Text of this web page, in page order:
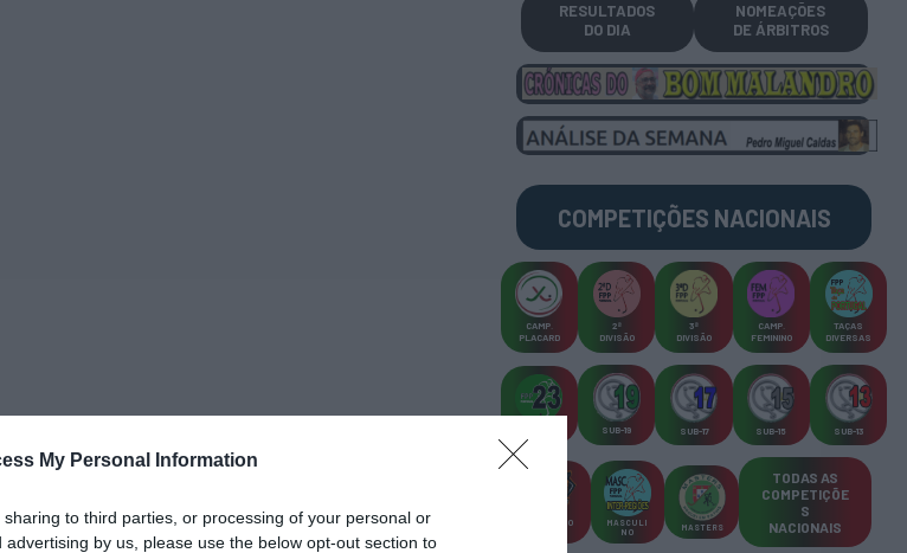
My Personal Information
to third parties, or processing of your personal or
by us, please use the below opt-out section to
RESULTADOS
DO DIA
NOMEAÇÕES
DE ÁRBITROS
COMPETIÇÕES NACIONAIS
CAMP.
PLACARD
2ª
DIVISÃO
3ª
DIVISÃO
CAMP.
FEMININO
TAÇAS
DIVERSAS
SUB-19 SUB-17 SUB-15 SUB-13
TORNEIO
MASCULI
NO
MASTERS
TODAS AS
COMPETIÇÕE
S
NACIONAIS